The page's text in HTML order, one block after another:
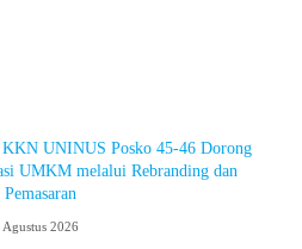
KKN UNINUS Posko 45-46 Dorong
UMKM melalui Rebranding dan
Agustus 2026